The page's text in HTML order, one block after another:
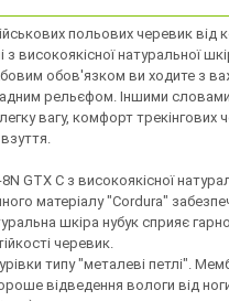
польових черевик від
високоякісної натуральної
обов'язком ви ходите з
рельєфом. Іншими
вагу, комфорт трекінгових
GTX C з високоякісної
матеріалу "Cordura"
шкіра нубук сприяє
черевик.
типу "металеві петлі".
відведення вологи від ноги